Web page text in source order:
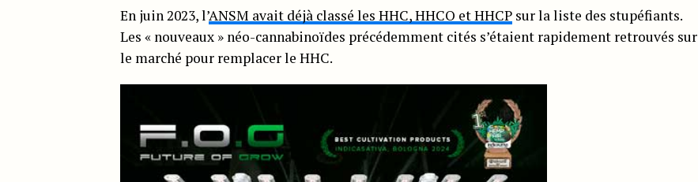
En juin 2023, l’ANSM avait déjà classé les HHC, HHCO et HHCP sur la liste des stupéfiants.
Les « nouveaux » néo-cannabinoïdes précédemment cités s’étaient rapidement retrouvés sur
le marché pour remplacer le HHC.